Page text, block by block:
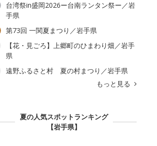
台湾祭in盛岡2026ー台南ランタン祭ー／岩
手県
第73回 一関夏まつり／岩手県
【花・見ごろ】上郷町のひまわり畑／岩手
県
遠野ふるさと村 夏の村まつり／岩手県
もっと見る
夏の人気スポットランキング
【岩手県】